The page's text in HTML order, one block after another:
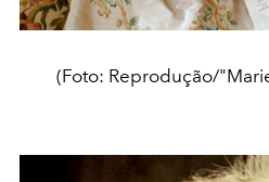
(Foto: Reprodução/